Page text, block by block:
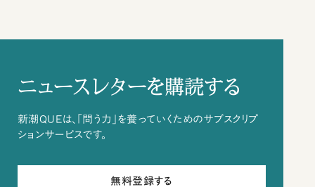
ニュースレターを購読する
新潮QUEは、「問う力」を養っていくためのサブスクリプ
ションサービスです。
無料登録する